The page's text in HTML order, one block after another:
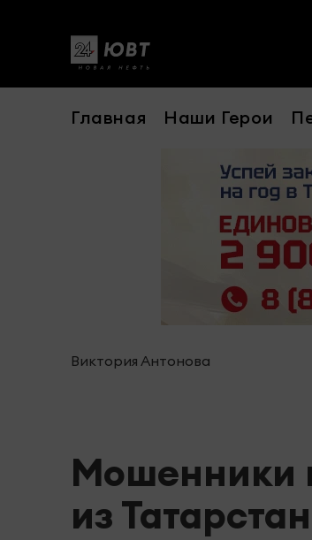
Главная Наши Герои
Виктория Антонова
Мошенники
из